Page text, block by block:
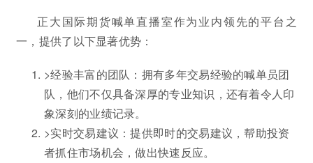
正大国际期货喊单直播室作为业内领先的平台之
一，提供了以下显著优势：
>经验丰富的团队：拥有多年交易经验的喊单员团
队，他们不仅具备深厚的专业知识，还有着令人印
象深刻的业绩记录。
>实时交易建议：提供即时的交易建议，帮助投资
者抓住市场机会，做出快速反应。